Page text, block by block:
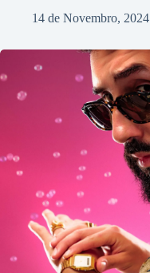
14 de Novembro, 2024